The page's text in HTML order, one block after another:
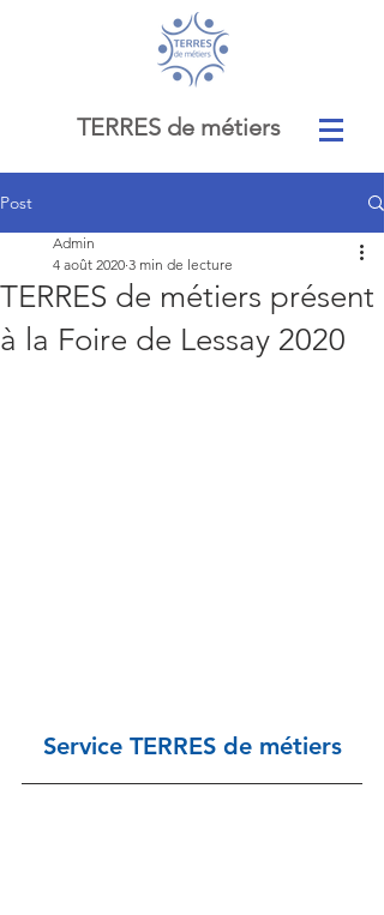
TERRES de métiers
Post
TERRES de métiers présent
à la Foire de Lessay 2020
Admin
4 août 2020 3 min de lecture
Service TERRES de métiers